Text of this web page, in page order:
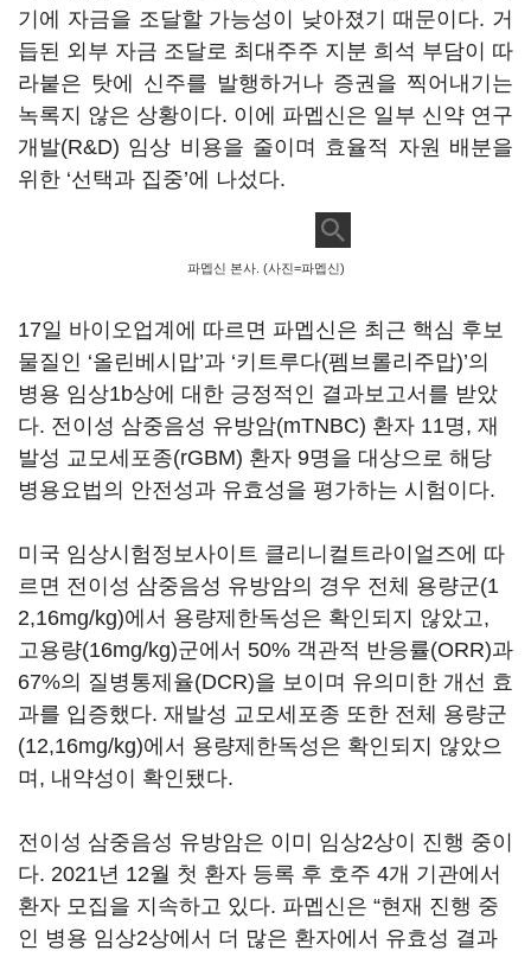
기에 자금을 조달할 가능성이 낮아졌기 때문이다. 거
듭된 외부 자금 조달로 최대주주 지분 희석 부담이 따
라붙은 탓에 신주를 발행하거나 증권을 찍어내기는
녹록지 않은 상황이다. 이에 파멥신은 일부 신약 연구
개발(R&D) 임상 비용을 줄이며 효율적 자원 배분을
위한 ‘선택과 집중’에 나섰다.
파멥신 본사. (사진=파멥신)
17일 바이오업계에 따르면 파멥신은 최근 핵심 후보
물질인 ‘올린베시맙’과 ‘키트루다(펨브롤리주맙)’의
병용 임상1b상에 대한 긍정적인 결과보고서를 받았
다. 전이성 삼중음성 유방암(mTNBC) 환자 11명, 재
발성 교모세포종(rGBM) 환자 9명을 대상으로 해당
병용요법의 안전성과 유효성을 평가하는 시험이다.
미국 임상시험정보사이트 클리니컬트라이얼즈에 따
르면 전이성 삼중음성 유방암의 경우 전체 용량군(1
2,16mg/kg)에서 용량제한독성은 확인되지 않았고,
고용량(16mg/kg)군에서 50% 객관적 반응률(ORR)과
67%의 질병통제율(DCR)을 보이며 유의미한 개선 효
과를 입증했다. 재발성 교모세포종 또한 전체 용량군
(12,16mg/kg)에서 용량제한독성은 확인되지 않았으
며, 내약성이 확인됐다.
전이성 삼중음성 유방암은 이미 임상2상이 진행 중이
다. 2021년 12월 첫 환자 등록 후 호주 4개 기관에서
환자 모집을 지속하고 있다. 파멥신은 “현재 진행 중
인 병용 임상2상에서 더 많은 환자에서 유효성 결과